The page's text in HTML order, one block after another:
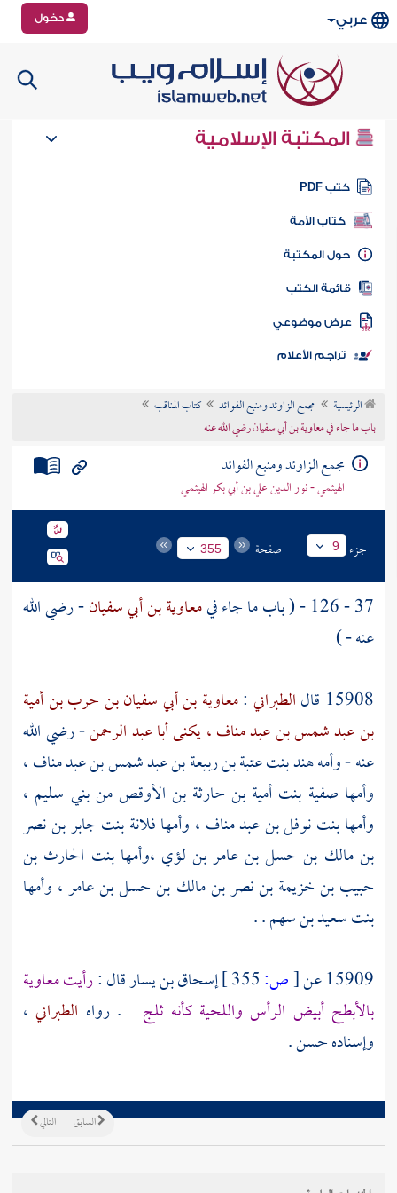
عربي دخول
المكتبة الإسلامية
كتب PDF
كتاب الأمة
المكتبة
الكتب
موضوعي
تراجم الأعلام
الرئيسية مجمع الزاوئد ومنبع الفوائد
كتاب المناقب
باب ما جاء في معاوية بن أبي سفيان رضي الله عنه
مجمع الزاوئد ومنبع الفوائد
الهيثمي - نور الدين علي بن أبي بكر الهيثمي
جزء 9 صفحة 355
37 - 126 - ( باب ما جاء في معاوية بن أبي سفيان- رضي الله
عنه - )
15908 قال
الطبراني :معاوية بن أبي سفيان بن حرب بن أمية
بن عبد شمس بن عبد مناف ، يكنى أبا عبد الرحمن- رضي الله
عنه - وأمههند بنت عتبة بن ربيعة بن عبد شمس بن عبد مناف،
وأمها صفية بنت أمية بن حارثة بن الأوقصمنبني سليم ،
وأمهابنت نوفل بن عبد مناف ، وأمهافلانة بنت جابر بن نصر
بن مالك بن حسل بن عامر بن لؤي ،وأمها بنت الحارث بن
حبيب بن خزيمة بن نصر بن مالك بن حسل بن عامر ، وأمها
بنت سعيد بن سهم ..
15909 عن
[ص: إسحاق بن يسارقال :رأيتمعاوية
بالأبطح أبيض الرأس واللحية كأنه ثلج
. رواه الطبراني ،
وإسناده حسن .
التالي السابق